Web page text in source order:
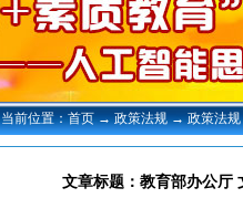
当前位置：首页 → 政策法规 → 政策法规
文章标题：教育部办公厅